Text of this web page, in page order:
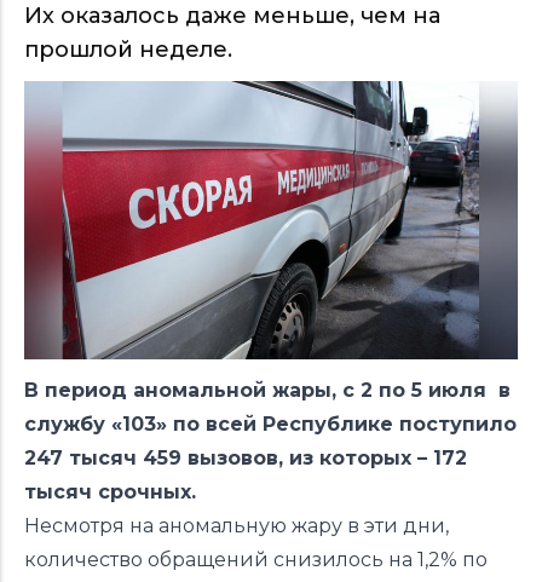
Их оказалось даже меньше, чем на
прошлой неделе.
В период аномальной жары, с 2 по 5 июля в
службу «103» по всей Республике поступило
247 тысяч 459 вызовов, из которых – 172
тысяч срочных.
Несмотря на аномальную жару в эти дни,
количество обращений снизилось на 1,2% по